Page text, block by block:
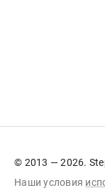
© 2013 — 2026.
Наши условия